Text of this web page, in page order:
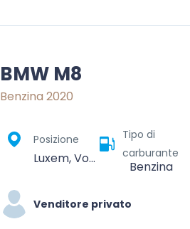
BMW M8
Benzina 2020
Posizione
Luxem, Vordereifel, Landkreis Mayen-Koblenz, Rhénanie-Palatinat, Allemagne
Tipo di
carburante
Benzina
Venditore privato